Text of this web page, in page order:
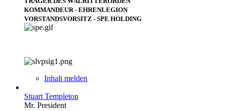
KOMMANDEUR - EHRENLEGION
VORSTANDSVORSITZ - SPE HOLDING
Inhalt melden
Stuart Templeton
Mr. President